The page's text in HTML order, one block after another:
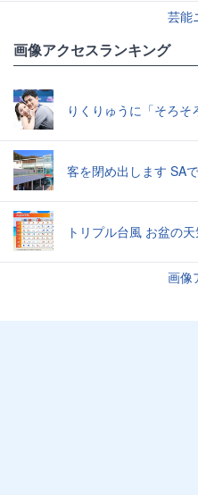
芸能
画像アクセスランキング
りくりゅうに「そろそ
客を閉め出します SA
トリプル台風 お盆の
画像